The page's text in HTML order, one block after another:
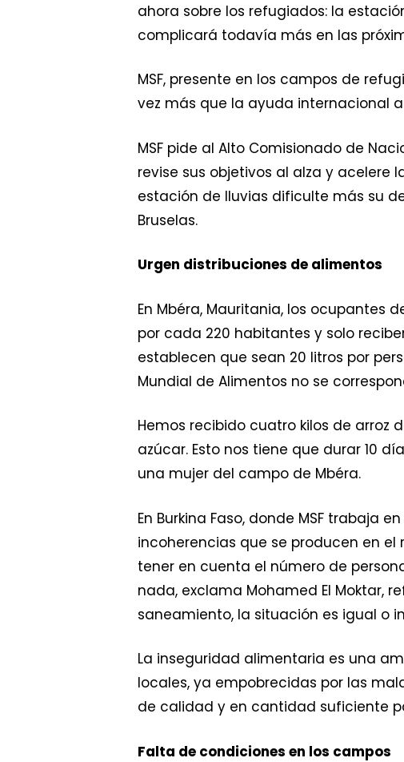
ahora sobre los refugiados: la
complicará todavía más en las
MSF, presente en los campos de
vez más que la ayuda internacional
MSF pide al Alto Comisionado de
revise sus objetivos al alza y acelere
estación de lluvias dificulte más su
Bruselas.
Urgen distribuciones de alimentos
En Mbéra, Mauritania, los ocupantes
por cada 220 habitantes y solo
establecen que sean 20 litros por
Mundial de Alimentos no se
Hemos recibido cuatro kilos de
azúcar. Esto nos tiene que durar 10
una mujer del campo de Mbéra.
En Burkina Faso, donde MSF trabaja
incoherencias que se producen en
tener en cuenta el número de
nada, exclama Mohamed El
saneamiento, la situación es igual o
La inseguridad alimentaria es una
locales, ya empobrecidas por las
de calidad y en cantidad suficiente
Falta de condiciones en los campos